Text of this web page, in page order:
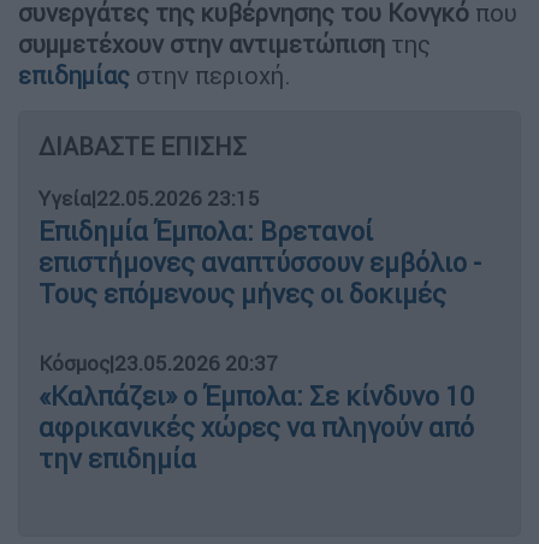
συνεργάτες της κυβέρνησης του Κονγκό που
συμμετέχουν στην αντιμετώπιση της
επιδημίας στην περιοχή.
ΔΙΑΒΑΣΤΕ ΕΠΙΣΗΣ
Υγεία|22.05.2026 23:15
Επιδημία Έμπολα: Βρετανοί
επιστήμονες αναπτύσσουν εμβόλιο -
Τους επόμενους μήνες οι δοκιμές
Κόσμος|23.05.2026 20:37
«Καλπάζει» ο Έμπολα: Σε κίνδυνο 10
αφρικανικές χώρες να πληγούν από
την επιδημία